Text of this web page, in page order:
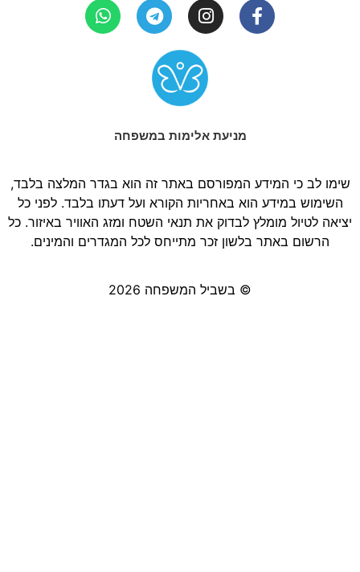
מניעת אלימות במשפחה
שימו לב כי המידע המפורסם באתר זה הוא בגדר המלצה בלבד,
השימוש במידע הוא באחריות הקורא ועל דעתו בלבד. לפני כל
יציאה לטיול מומלץ לבדוק את תנאי השטח ומזג האוויר באיזור. כל
הרשום באתר בלשון זכר מתייחס לכל המגדרים והמינים.
© בשביל המשפחה 2026